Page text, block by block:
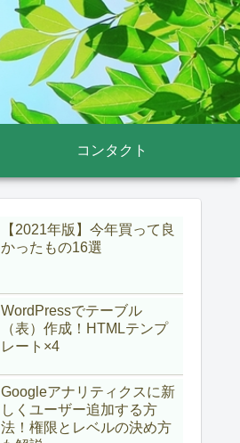
コンタクト
【2021年版】今年買って良
かったもの16選
WordPressでテーブル
（表）作成！HTMLテンプ
レート×4
Googleアナリティクスに新
しくユーザー追加する方
法！権限とレベルの決め方